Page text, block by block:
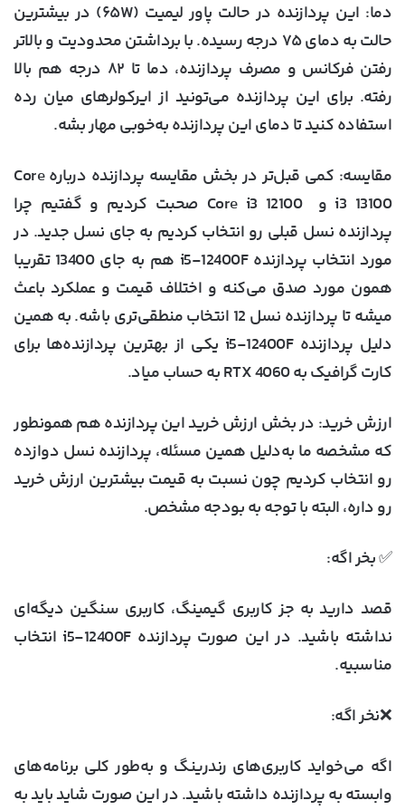
دما
: این پردازنده در حالت پاور لیمیت (۶۵W) در بیشترین
حالت به دمای ۷۵ درجه رسیده. با برداشتن محدودیت و بالاتر
رفتن فرکانس و مصرف پردازنده، دما تا ۸۲ درجه هم بالا
رفته. برای این پردازنده می‌تونید از ایرکولرهای میان رده
استفاده کنید تا دمای این پردازنده به‌خوبی مهار بشه.
مقایسه
: کمی قبل‌تر در بخش مقایسه پردازنده درباره Core
i3 13100 و Core i3 12100 صحبت کردیم و گفتیم چرا
پردازنده نسل قبلی رو انتخاب کردیم به جای نسل جدید. در
مورد انتخاب پردازنده i5-12400F هم به جای 13400 تقریبا
همون مورد صدق می‌کنه و اختلاف قیمت و عملکرد باعث
میشه تا پردازنده نسل 12 انتخاب منطقی‌تری باشه. به همین
دلیل پردازنده i5-12400F یکی از بهترین پردازنده‌ها برای
کارت گرافیک به RTX 4060 به حساب میاد.
ارزش خرید: در بخش ارزش خرید این پردازنده هم همونطور
که مشخصه ما به‌دلیل همین مسئله، پردازنده نسل دوازده
رو انتخاب کردیم چون نسبت به قیمت بیشترین ارزش خرید
رو داره، البته با توجه به بودجه مشخص.
✅ بخر اگه:
قصد دارید به جز کاربری گیمینگ، کاربری سنگین دیگه‌ای
نداشته باشید. در این صورت پردازنده i5-12400F انتخاب
مناسبیه.
❌نخر اگه:
اگه می‌خواید کاربری‌های رندرینگ و به‌طور کلی برنامه‌های
وابسته به پردازنده داشته باشید. در این صورت شاید باید به